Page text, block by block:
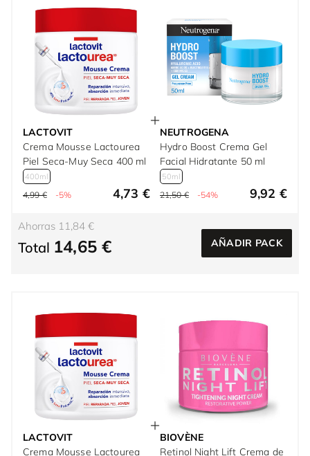
LACTOVIT
Crema Mousse Lactourea
Piel Seca-Muy Seca 400 ml
400ml
4,99 € -5% 4,73 €
NEUTROGENA
Hydro Boost Crema Gel
Facial Hidratante 50 ml
50ml
21,50 € -54% 9,92 €
Ahorras 11,84 €
Total 14,65 € AÑADIR PACK
LACTOVIT
Crema Mousse Lactourea
BIOVÈNE
Retinol Night Lift Crema de